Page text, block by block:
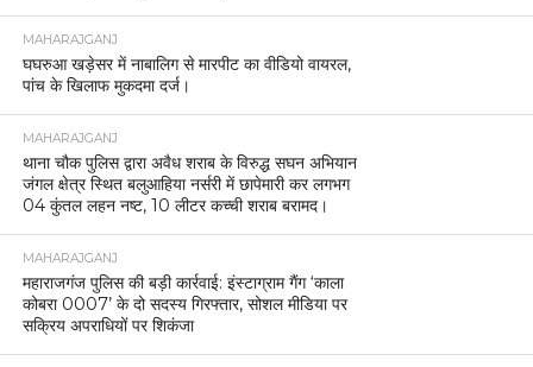
MAHARAJGANJ
घघरुआ खड़ेसर में नाबालिग से मारपीट का वीडियो वायरल,
पांच के खिलाफ मुकदमा दर्ज।
MAHARAJGANJ
थाना चौक पुलिस द्वारा अवैध शराब के विरुद्ध सघन अभियान
जंगल क्षेत्र स्थित बलुआहिया नर्सरी में छापेमारी कर लगभग
04 कुंतल लहन नष्ट, 10 लीटर कच्ची शराब बरामद।
MAHARAJGANJ
महाराजगंज पुलिस की बड़ी कार्रवाई: इंस्टाग्राम गैंग ‘काला
कोबरा 0007’ के दो सदस्य गिरफ्तार, सोशल मीडिया पर
सक्रिय अपराधियों पर शिकंजा